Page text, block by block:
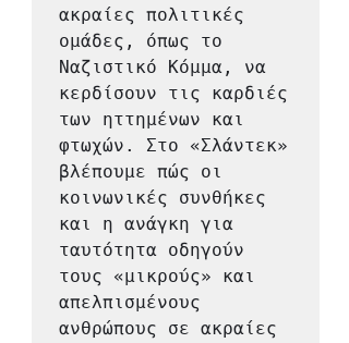
ακραίες πολιτικές
ομάδες, όπως το
Ναζιστικό Κόμμα, να
κερδίσουν τις καρδιές
των ηττημένων και
φτωχών. Στο «Σλάντεκ»
βλέπουμε πώς οι
κοινωνικές συνθήκες
και η ανάγκη για
ταυτότητα οδηγούν
τους «μικρούς» και
απελπισμένους
ανθρώπους σε ακραίες